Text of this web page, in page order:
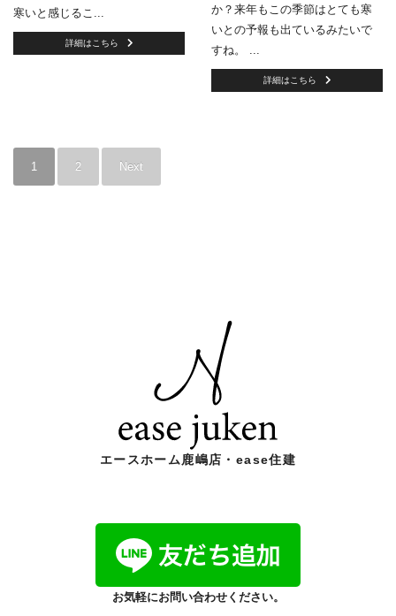
寒いと感じるこ...
詳細はこちら
か？来年もこの季節はとても寒
いとの予報も出ているみたいで
すね。 ...
詳細はこちら
1 2 Next
エースホーム鹿嶋店・ease住建
お気軽にお問い合わせください。